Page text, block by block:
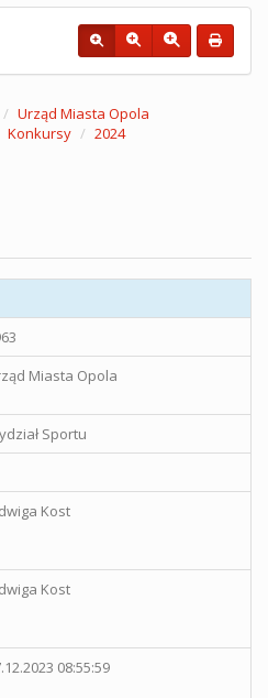
Urząd Miasta Opola
Konkursy
2024
Miasta Opola
Sportu
Kost
Kost
08:55:59